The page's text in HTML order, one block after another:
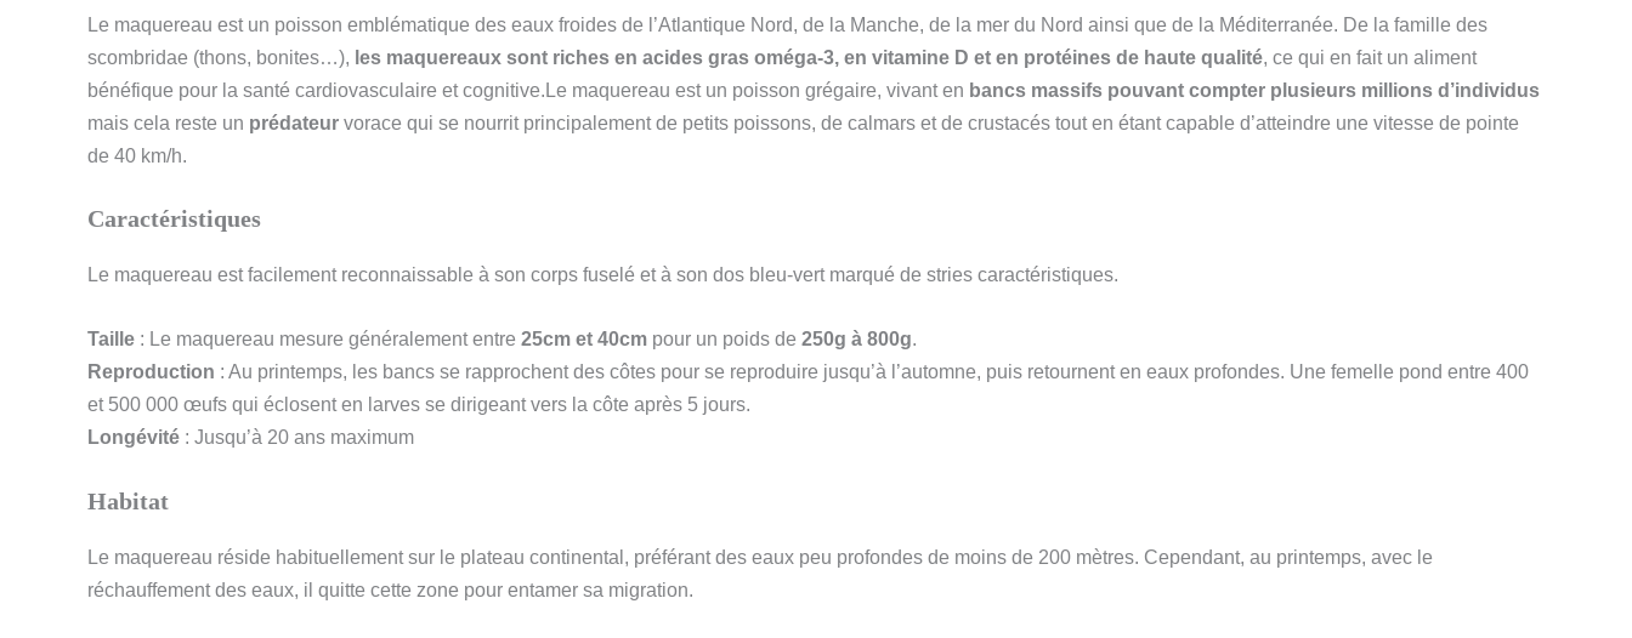
Le maquereau est un poisson emblématique des eaux froides de l’Atlantique Nord, de la Manche, de la mer du Nord ainsi que de la Méditerranée. De la famille des
scombridae (thons, bonites…), les maquereaux sont riches en acides gras oméga-3, en vitamine D et en protéines de haute qualité, ce qui en fait un aliment
bénéfique pour la santé cardiovasculaire et cognitive.Le maquereau est un poisson grégaire, vivant en bancs massifs pouvant compter plusieurs millions d’individus
mais cela reste un prédateur vorace qui se nourrit principalement de petits poissons, de calmars et de crustacés tout en étant capable d’atteindre une vitesse de pointe
de 40 km/h.
Caractéristiques
Le maquereau est facilement reconnaissable à son corps fuselé et à son dos bleu-vert marqué de stries caractéristiques.
Taille : Le maquereau mesure généralement entre 25cm et 40cm pour un poids de ​250g à 800g.
Reproduction : Au printemps, les bancs se rapprochent des côtes pour se reproduire jusqu’à l’automne, puis retournent en eaux profondes. Une femelle pond entre 400
et 500 000 œufs qui éclosent en larves se dirigeant vers la côte après 5 jours.
Longévité : Jusqu’à 20 ans maximum
Habitat
Le maquereau réside habituellement sur le plateau continental, préférant des eaux peu profondes de moins de 200 mètres. Cependant, au printemps, avec le
réchauffement des eaux, il quitte cette zone pour entamer sa migration.